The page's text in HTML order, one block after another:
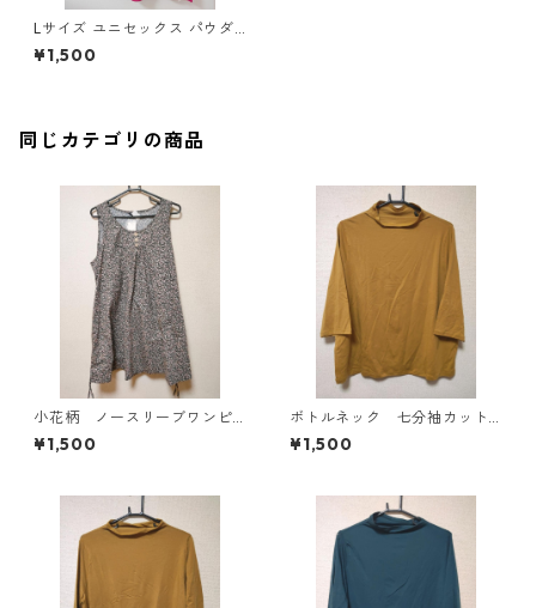
Lサイズ ユニセックス パウダ
ーストレッチ 肩スナップ スク
ラブ マゼンタ ◆KIY-1148◆
¥1,500
同じカテゴリの商品
小花柄 ノースリーブワンピ
ース ４Ｌ ブラック KAE-
4819
¥1,500
ボトルネック 七分袖カット
ソー ４Ｌ マスタード KA
E-4818
¥1,500